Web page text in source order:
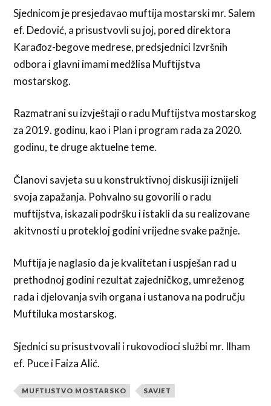
Sjednicom je presjedavao muftija mostarski mr. Salem
ef. Dedović, a prisustvovli su joj, pored direktora
Karađoz-begove medrese, predsjednici Izvršnih
odbora i glavni imami medžlisa Muftijstva
mostarskog.
Razmatrani su izvještaji o radu Muftijstva mostarskog
za 2019. godinu, kao i Plan i program rada za 2020.
godinu, te druge aktuelne teme.
Članovi savjeta su u konstruktivnoj diskusiji iznijeli
svoja zapažanja. Pohvalno su govorili o radu
muftijstva, iskazali podršku i istakli da su realizovane
akitvnosti u protekloj godini vrijedne svake pažnje.
Muftija je naglasio da je kvalitetan i uspješan rad u
prethodnoj godini rezultat zajedničkog, umreženog
rada i djelovanja svih organa i ustanova na području
Muftiluka mostarskog.
Sjednici su prisustvovali i rukovodioci službi mr. Ilham
ef. Puce i Faiza Alić.
MUFTIJSTVO MOSTARSKO SAVJET